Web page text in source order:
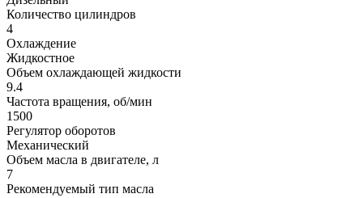
Количество цилиндров
4
Охлаждение
Жидкостное
Объем охлаждающей жидкости
9.4
Частота вращения, об/мин
1500
Регулятор оборотов
Механический
Объем масла в двигателе, л
7
Рекомендуемый тип масла